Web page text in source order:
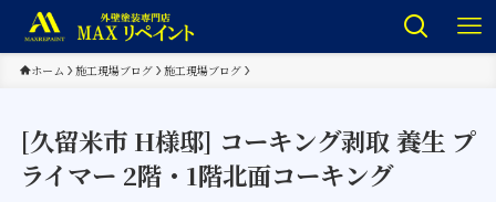
ホーム 施工現場ブログ 施工現場ブログ
[久留米市 H様邸] コーキング剥取 養生 プ
ライマー 2階・1階北面コーキング